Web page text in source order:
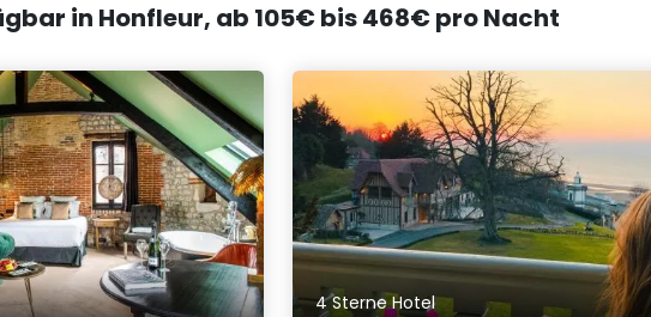
in Honfleur, ab 105€ bis 468€ pro Nacht
4 Sterne Hotel